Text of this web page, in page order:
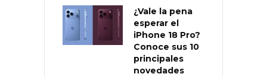
¿Vale la pena
esperar el
iPhone 18 Pro?
Conoce sus 10
principales
novedades